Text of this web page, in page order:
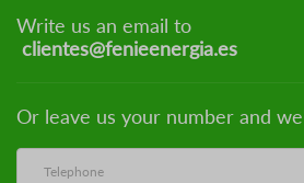
Write us an email to
clientes@fenieenergia.es
Or leave us your number and